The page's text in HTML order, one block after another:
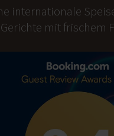
internationale
mit frischem